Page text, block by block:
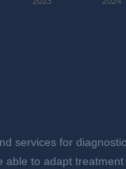
services for
to adapt